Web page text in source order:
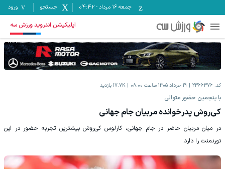
جمعه ۱۶ مرداد -
04:42 جستجو ورود
اپلیکیشن اندروید ورزش سه
کد: 2366376 19 خرداد 1405 ساعت 08:00 17.7K بازدید
با پنجمین حضور متوالی
کی‌روش پدرخوانده مربیان جام جهانی
در میان مربیان حاضر در جام جهانی، کارلوس کی‌روش بیشترین تجربه حضور در این
تورنمنت را دارد.